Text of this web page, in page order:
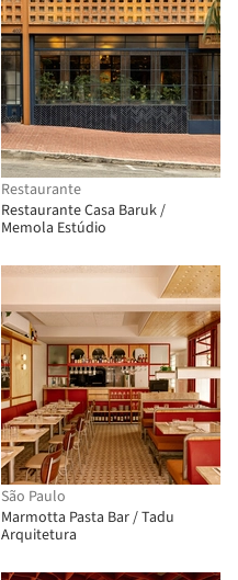
Restaurante
Restaurante Casa Baruk /
Memola Estúdio
São Paulo
Marmotta Pasta Bar / Tadu
Arquitetura